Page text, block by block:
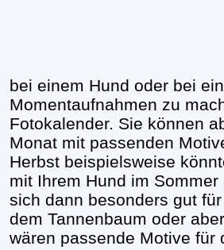
bei einem Hund oder bei
Momentaufnahmen zu
Fotokalender. Sie können
Monat mit passenden
Herbst beispielsweise
mit Ihrem Hund im
sich dann besonders gut
dem Tannenbaum oder
wären passende Motive für